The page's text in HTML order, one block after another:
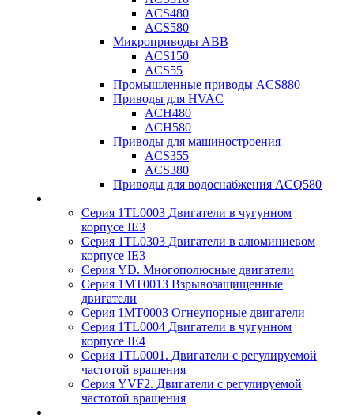
ACS480
ACS580
Микроприводы ABB
ACS150
ACS55
Промышленные приводы ACS880
Приводы для HVAC
ACH480
ACH580
Приводы для машиностроения
ACS355
ACS380
Приводы для водоснабжения ACQ580
Серия 1TL0003 Двигатели в чугунном
корпусе IE3
Серия 1TL0303 Двигатели в алюминиевом
корпусе IE3
Серия YD. Многополюсные двигатели
Серия 1MT0013 Взрывозащищенные
двигатели
Серия 1MT0003 Огнеупорные двигатели
Серия 1TL0004 Двигатели в чугунном
корпусе IE4
Серия 1TL0001. Двигатели с регулируемой
частотой вращения
Серия YVF2. Двигатели с регулируемой
частотой вращения